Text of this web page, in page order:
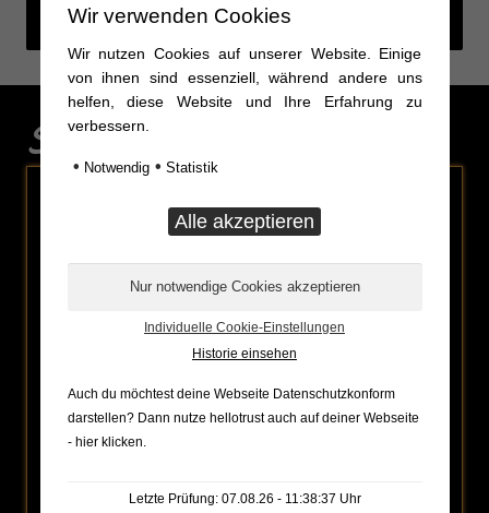
Sonderaktionen
Wir verwenden Cookies
Wir nutzen Cookies auf unserer Website. Einige
von ihnen sind essenziell, während andere uns
helfen, diese Website und Ihre Erfahrung zu
verbessern.
• Notwendig • Statistik
Individuelle Cookie-Einstellungen
Historie einsehen
Auch du möchtest deine Webseite Datenschutzkonform
darstellen? Dann nutze hellotrust auch auf deiner Webseite
- hier klicken
Letzte Prüfung: 07.08.26 - 11:38:37 Uhr